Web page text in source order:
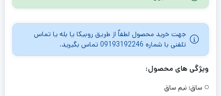
جهت خرید محصول لطفاٌ از طریق روبیکا یا بله یا تماس
تلفنی با شماره 09193192246 تماس بگیرید.
ویژگی های محصول:
ساق: نیم ساق